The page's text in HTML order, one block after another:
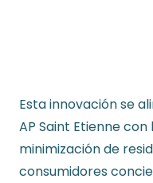
Esta innovación se
AP Saint Etienne
minimización de
consumidores